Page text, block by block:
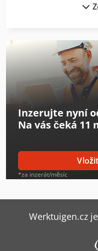
Kaeser Omega 83P
Kaeser Sk 25
Kaeser Sk 25 T
Kaeser Sk 25 T Sfc
Kaeser Sm 10
Kaeser Sm 13
Kaeser Sm 13 T
Kaeser Sušička
Kaeser Ta 11
Inzerujte nyní
Na vás čeká 11
*za inzerát/měsíc
Werktuigen.cz